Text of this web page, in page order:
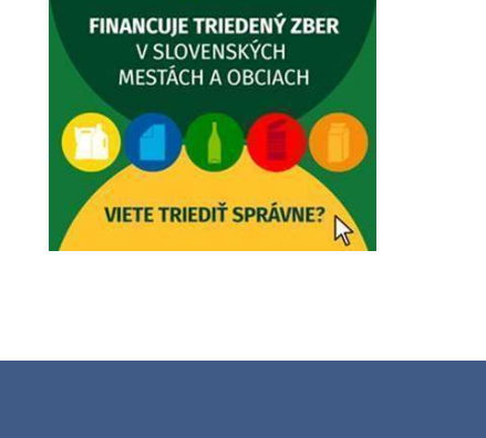
oznamuje, že od 19.8 - 28.8.2026
budeZATVORENÁ z dôvodu čerpania
dovolenky. Akútne prípady bude riešiť
MUDr.Fisch…
5. augusta 2026 12:35
Zajtrajší zvoz odpadu
Vážený občan, zajtra 5. 8. sa bude
zvážať komunálny odpad.
Vážený občan, dnes 5. 8. sa zváža